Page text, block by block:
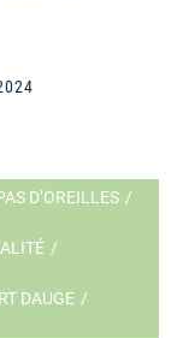
D’OREILLES /
/
DAUGE /